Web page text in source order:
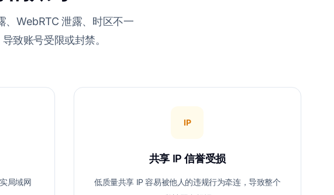
、WebRTC 泄露、时区不一
致账号受限或封禁。
局域网
IP
共享 IP 信誉受损
低质量共享 IP 容易被他人的违规行为牵连，导致整个